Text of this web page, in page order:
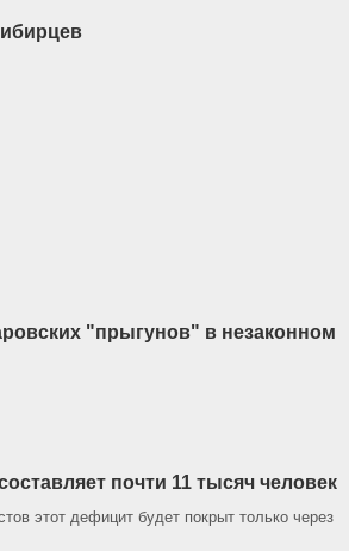
"прыгунов" в незаконном
почти 11 тысяч человек
этот дефицит будет покрыт только через